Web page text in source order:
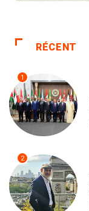
RÉCENT
1
2